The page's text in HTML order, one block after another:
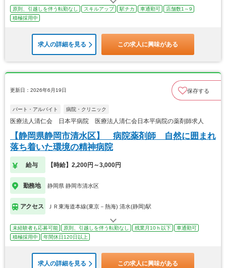
原則、引越しを伴う転勤なし スキルアップ 駅チカ 車通勤可
店舗数1～9
積極採用中
求人の詳細を見る この求人に興味がある
更新日：2026年6月19日 保存する
パート・アルバイト 病院・クリニック
医療法人清仁会 日本平病院 医療法人清仁会日本平病院の薬剤師求人
【静岡県静岡市清水区】 病院薬剤師 自然に囲まれ
落ち着いた環境の精神病院
給与 【時給】2,200円～3,000円
勤務地 静岡県 静岡市清水区
アクセス ＪＲ東海道本線(東京－熱海) 清水(静岡)駅
未経験者も応募可能 原則、引越しを伴う転勤なし 残業月10ｈ以下
車通勤可
積極採用中
年間休日120日以上
求人の詳細を見る この求人に興味がある